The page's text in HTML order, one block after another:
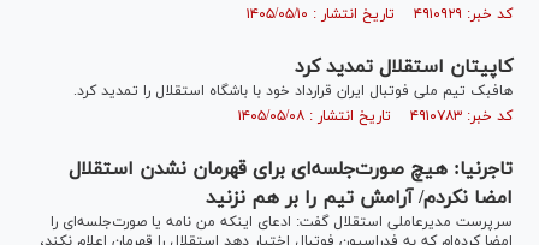
کد خبر: ۴۹۱۰۹۲۹ تاریخ انتشار : ۱۴۰۵/۰۵/۱۰
کاپیتان استقلال تمدید کرد
هافبک تیم ملی فوتبال ایران قرارداد خود با باشگاه استقلال را تمدید کرد.
کد خبر: ۴۹۱۰۷۸۳ تاریخ انتشار : ۱۴۰۵/۰۵/۰۸
تاجرنیا: هیچ صورت‌جلسه‌ای برای قهرمان نشدن استقلال
امضا نکردم/ آرامش تیم را بر هم نزنید
سرپرست مدیرعاملی استقلال گفت: ادعای اینکه من نامه یا صورت‌جلسه‌ای را